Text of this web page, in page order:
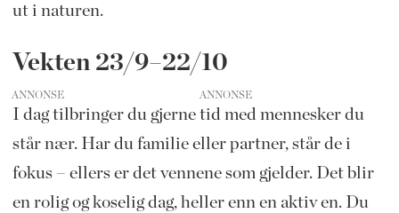
ut i naturen.
Vekten 23/9–22/10
ANNONSE
I dag tilbringer du gjerne tid med mennesker du
står nær. Har du familie eller partner, står de i
fokus – ellers er det vennene som gjelder. Det blir
en rolig og koselig dag, heller enn en aktiv en. Du